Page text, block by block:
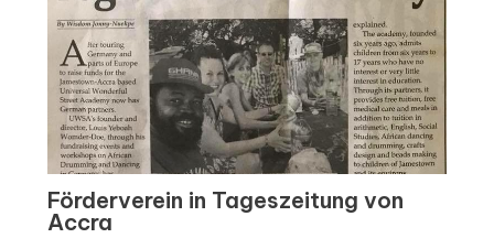
Förderverein in Tageszeitung von
Accra